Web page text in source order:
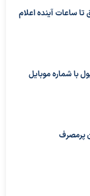
ساعات آینده اعلام
با شماره موبایل
پرمصرف